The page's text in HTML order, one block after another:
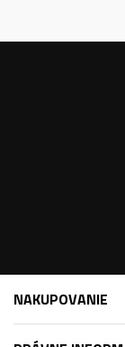
NAKUPOVANIE